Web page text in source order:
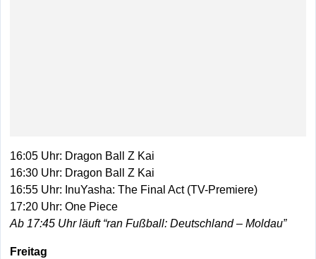
16:05 Uhr: Dragon Ball Z Kai
16:30 Uhr: Dragon Ball Z Kai
16:55 Uhr: InuYasha: The Final Act (TV-Premiere)
17:20 Uhr: One Piece
Ab 17:45 Uhr läuft “ran Fußball: Deutschland – Moldau”
Freitag